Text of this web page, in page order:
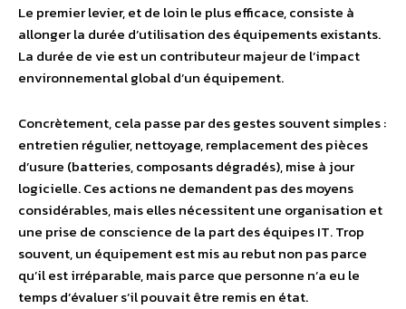
Le premier levier, et de loin le plus efficace, consiste à
allonger la durée d’utilisation des équipements existants.
La durée de vie est un contributeur majeur de l’impact
environnemental global d’un équipement.
Concrètement, cela passe par des gestes souvent simples :
entretien régulier, nettoyage, remplacement des pièces
d’usure (batteries, composants dégradés), mise à jour
logicielle. Ces actions ne demandent pas des moyens
considérables, mais elles nécessitent une organisation et
une prise de conscience de la part des équipes IT. Trop
souvent, un équipement est mis au rebut non pas parce
qu’il est irréparable, mais parce que personne n’a eu le
temps d’évaluer s’il pouvait être remis en état.